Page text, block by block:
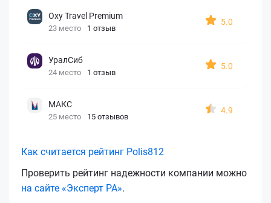
Oxy Travel Premium
23 место 1 отзыв
5.0
УралСиб
24 место 1 отзыв
5.0
МАКС
25 место 15 отзывов
4.9
Как считается рейтинг Polis812
Проверить рейтинг надежности компании можно
на сайте «Эксперт РА».